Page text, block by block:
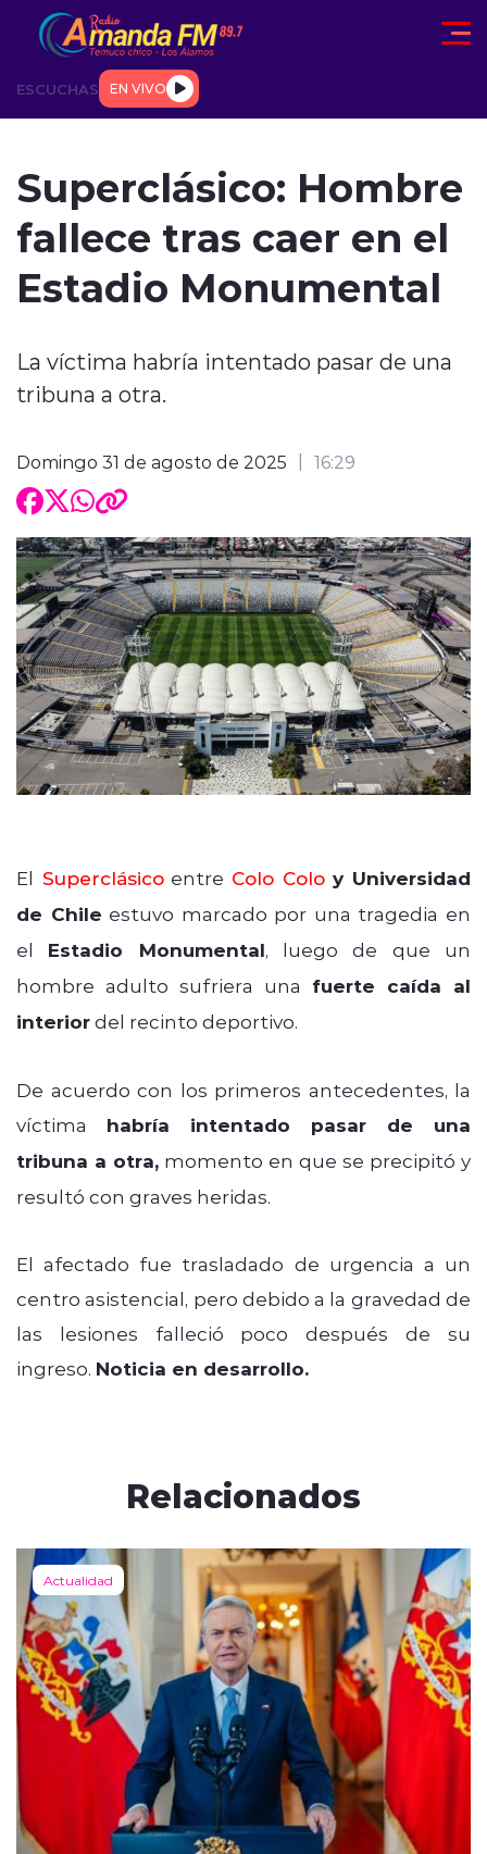
Click acá para ir directamente al contenido
ESCUCHAS EN VIVO
DEPORTES
Superclásico: Hombre
fallece tras caer en el
Estadio Monumental
La víctima habría intentado pasar de una
tribuna a otra.
Domingo 31 de agosto de 2025 16:29
El Superclásicoentre Colo Coloy Universidad
de Chile estuvo marcado por una tragedia en
el Estadio Monumental, luego de que un
hombre adulto sufriera una fuerte caída al
interiordel recinto deportivo.
De acuerdo con los primeros antecedentes, la
víctima habría intentado pasar de una
tribuna a otra, momento en que se precipitó y
resultó con graves heridas.
El afectado fue trasladado de urgencia a un
centro asistencial, pero debido a la gravedad de
las lesiones falleció poco después de su
ingreso. Noticia en desarrollo.
Relacionados
Actualidad